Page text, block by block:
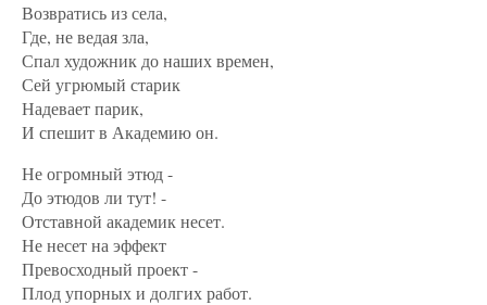
Возвратись из села,
Где, не ведая зла,
Спал художник до наших времен,
Сей угрюмый старик
Надевает парик,
И спешит в Академию он.
Не огромный этюд -
До этюдов ли тут! -
Отставной академик несет.
Не несет на эффект
Превосходный проект -
Плод упорных и долгих работ.